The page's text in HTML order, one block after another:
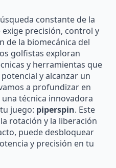
constante de la
precisión, control y
de la biomecánica del
golfistas exploran
y herramientas que
y alcanzar un
a profundizar en
técnica innovadora
juego: piperspin. Este
rotación y la liberación
puede desbloquear
y precisión en tu